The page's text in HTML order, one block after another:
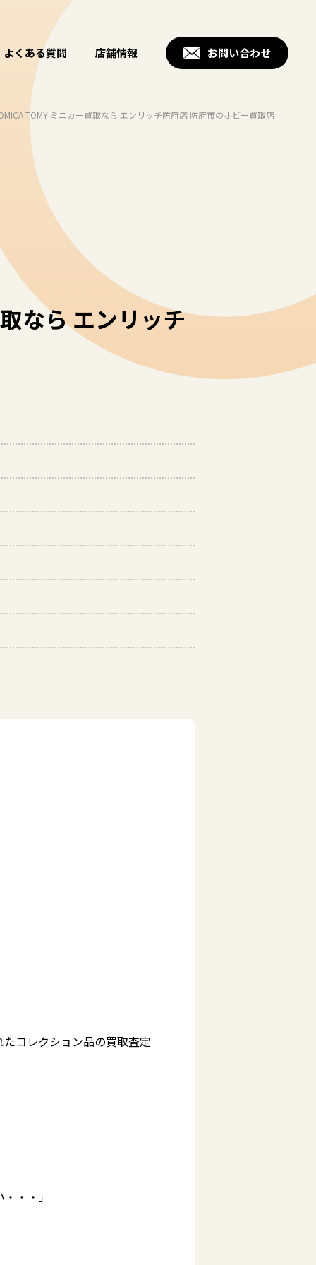
よくある質問 店舗情報 お問い合わせ
TOMY ミニカー買取なら エンリッチ防府店 防府市のホビー買取店
なら エンリッチ
コレクション品の買取査定
・・」